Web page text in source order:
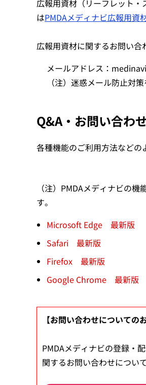
広報用資材（リーフレット
はPMDAメディナビ広報用資
広報用資材に関するお問い合
メールアドレス：
（注）迷惑メール防止対
Q&A・お問い合わ
各種機能のご利用方法など
（注）PMDAメディナビの
す。
Microsoft Edge 最新版
Safari 最新版
Firefox 最新版
Google Chrome 最新版
【お問い合わせについての
PMDAメディナビの登録・
関するお問い合わせについて